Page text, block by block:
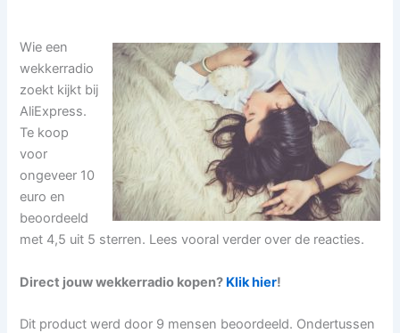
Wie een
wekkerradio
zoekt kijkt bij
AliExpress.
Te koop
voor
ongeveer 10
euro en
beoordeeld
met 4,5 uit 5 sterren. Lees vooral verder over de reacties.
Direct jouw wekkerradio kopen? Klik hier!
Dit product werd door 9 mensen beoordeeld. Ondertussen